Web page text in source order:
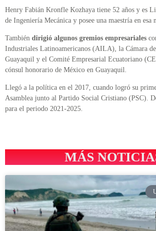
Henry Fabián Kronfle Kozhaya tiene 52 años y es
de Ingeniería Mecánica y posee una maestría en esa
También dirigió algunos gremios empresariales
Industriales Latinoamericanos (AILA), la Cámara
Guayaquil y el Comité Empresarial Ecuatoriano
cónsul honorario de México en Guayaquil.
Llegó a la política en el 2017, cuando logró su
Asamblea junto al Partido Social Cristiano (PSC).
para el periodo 2021-2025.
MÁS